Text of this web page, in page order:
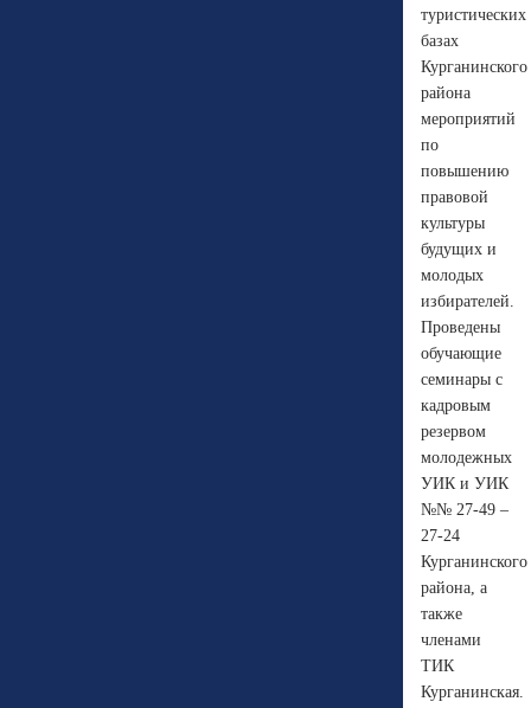
туристических
базах
Курганинского
района
мероприятий
по
повышению
правовой
культуры
будущих и
молодых
избирателей.
Проведены
обучающие
семинары с
кадровым
резервом
молодежных
УИК и УИК
№№ 27-49 –
27-24
Курганинского
района, а
также
членами
ТИК
Курганинская.